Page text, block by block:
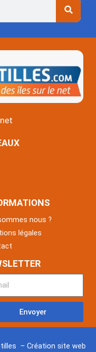
nous ?
légales
Envoyer
– Création site web